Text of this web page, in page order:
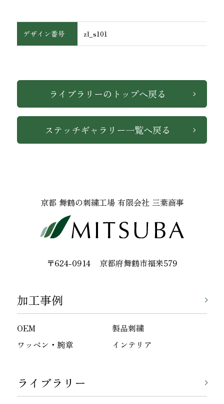
インテリア
デザイン番号 zl_s101
ライブラリーのトップへ戻る
ステッチギャラリー一覧へ戻る
京都 舞鶴の刺繍工場 有限会社 三葉商事
〒624-0914 京都府舞鶴市福来579
加工事例
OEM
製品刺繍
ワッペン・腕章
インテリア
ライブラリー